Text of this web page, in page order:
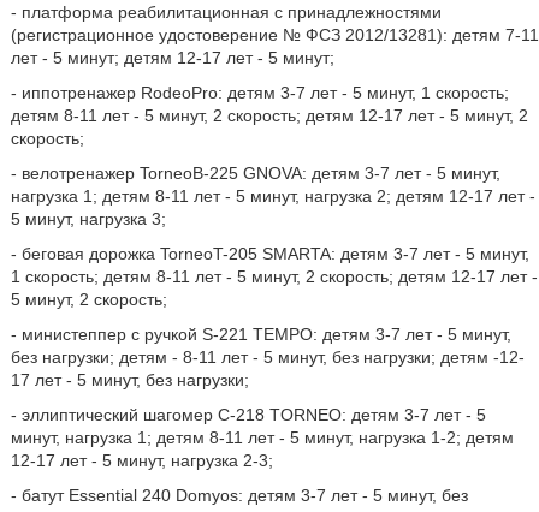
- платформа реабилитационная с принадлежностями
(регистрационное удостоверение № ФСЗ 2012/13281): детям 7-11
лет - 5 минут; детям 12-17 лет - 5 минут;
- иппотренажер RodeoPro: детям 3-7 лет - 5 минут, 1 скорость;
детям 8-11 лет - 5 минут, 2 скорость; детям 12-17 лет - 5 минут, 2
скорость;
- велотренажер TorneoB-225 GNOVA: детям 3-7 лет - 5 минут,
нагрузка 1; детям 8-11 лет - 5 минут, нагрузка 2; детям 12-17 лет -
5 минут, нагрузка 3;
- беговая дорожка TorneoT-205 SMARTA: детям 3-7 лет - 5 минут,
1 скорость; детям 8-11 лет - 5 минут, 2 скорость; детям 12-17 лет -
5 минут, 2 скорость;
- министеппер с ручкой S-221 TEMPO: детям 3-7 лет - 5 минут,
без нагрузки; детям - 8-11 лет - 5 минут, без нагрузки; детям -12-
17 лет - 5 минут, без нагрузки;
- эллиптический шагомер С-218 TORNEO: детям 3-7 лет - 5
минут, нагрузка 1; детям 8-11 лет - 5 минут, нагрузка 1-2; детям
12-17 лет - 5 минут, нагрузка 2-3;
- батут Essential 240 Domyos: детям 3-7 лет - 5 минут, без